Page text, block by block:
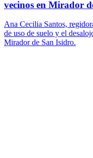
vecinos en Mirador
Ana Cecilia Santos,
de uso de suelo y el
Mirador de San Isidro.